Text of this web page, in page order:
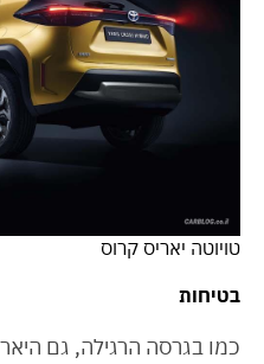
טויוטה יאריס קרוס
בטיחות
כמו בגרסה הרגילה, גם